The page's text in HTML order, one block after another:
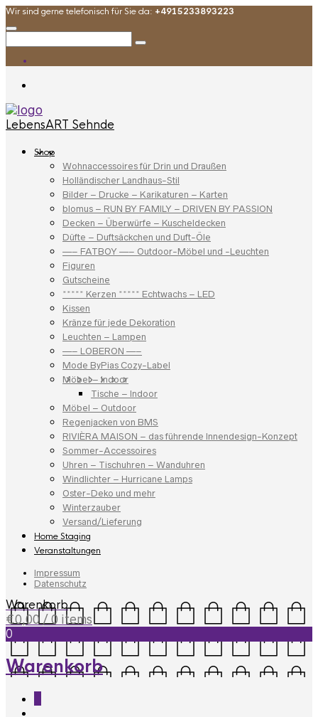
Wir sind gerne telefonisch für Sie da: +4915233893223
LebensART Sehnde
Shop
Wohnaccessoires für Drin und Draußen
Holländischer Landhaus-Stil
Bilder – Drucke – Karikaturen – Karten
blomus – RUN BY FAMILY – DRIVEN BY PASSION
Decken – Überwürfe – Kuscheldecken
Düfte – Duftsäckchen und Duft-Öle
—– FATBOY —– Outdoor-Möbel und -Leuchten
Figuren
Gutscheine
***** Kerzen ***** Echtwachs – LED
Kissen
Kränze für jede Dekoration
Leuchten – Lampen
—– LOBERON —–
Mode ByPias Cozy-Label
Möbel – Indoor
Tische – Indoor
Möbel – Outdoor
Regenjacken von BMS
RIVIÈRA MAISON – das führende Innendesign-Konzept
Sommer-Accessoires
Uhren – Tischuhren – Wanduhren
Windlichter – Hurricane Lamps
Oster-Deko und mehr
Winterzauber
Versand/Lieferung
Home Staging
Veranstaltungen
Impressum
Datenschutz
Warenkorb
€0,00 / 0 items
0
Warenkorb